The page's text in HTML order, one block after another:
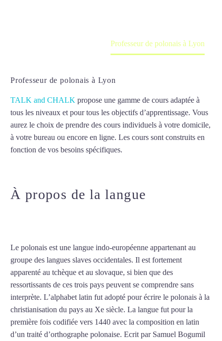
Professeur de polonais à Lyon
Professeur de polonais à Lyon
TALK and CHALK propose une gamme de cours adaptée à
tous les niveaux et pour tous les objectifs d’apprentissage. Vous
aurez le choix de prendre des cours individuels à votre domicile,
à votre bureau ou encore en ligne. Les cours sont construits en
fonction de vos besoins spécifiques.
À propos de la langue
Le polonais est une langue indo-européenne appartenant au
groupe des langues slaves occidentales. Il est fortement
apparenté au tchèque et au slovaque, si bien que des
ressortissants de ces trois pays peuvent se comprendre sans
interprète. L’alphabet latin fut adopté pour écrire le polonais à la
christianisation du pays au Xe siècle. La langue fut pour la
première fois codifiée vers 1440 avec la composition en latin
d’un traité d’orthographe polonaise. Ecrit par Samuel Bogumil